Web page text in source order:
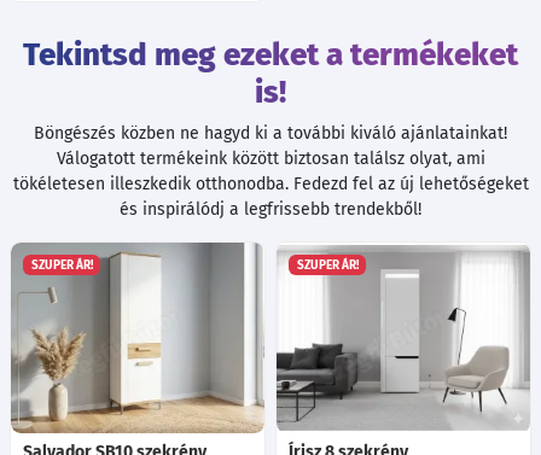
Tekintsd meg ezeket a termékeket
is!
Böngészés közben ne hagyd ki a további kiváló ajánlatainkat!
Válogatott termékeink között biztosan találsz olyat, ami
tökéletesen illeszkedik otthonodba. Fedezd fel az új lehetőségeket
és inspirálódj a legfrissebb trendekből!
SZUPER ÁR! SZUPER ÁR!